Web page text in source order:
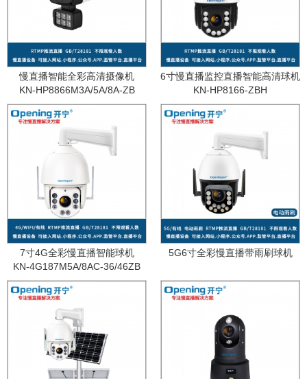
慢直播智能全彩高清摄像机
KN-HP8866M3A/5A/8A-ZB
6寸慢直播监控直播智能高清球机
KN-HP8166-ZBH
7寸4G全彩慢直播智能球机
KN-4G187M5A/8AC-36/46ZB
5G6寸全彩慢直播带雨刷球机